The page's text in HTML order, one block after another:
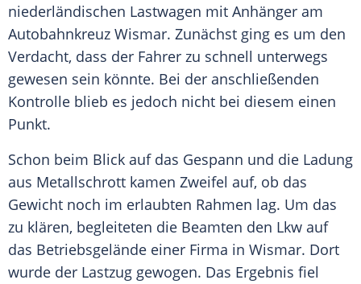
niederländischen Lastwagen mit Anhänger am
Autobahnkreuz Wismar. Zunächst ging es um den
Verdacht, dass der Fahrer zu schnell unterwegs
gewesen sein könnte. Bei der anschließenden
Kontrolle blieb es jedoch nicht bei diesem einen
Punkt.
Schon beim Blick auf das Gespann und die Ladung
aus Metallschrott kamen Zweifel auf, ob das
Gewicht noch im erlaubten Rahmen lag. Um das
zu klären, begleiteten die Beamten den Lkw auf
das Betriebsgelände einer Firma in Wismar. Dort
wurde der Lastzug gewogen. Das Ergebnis fiel